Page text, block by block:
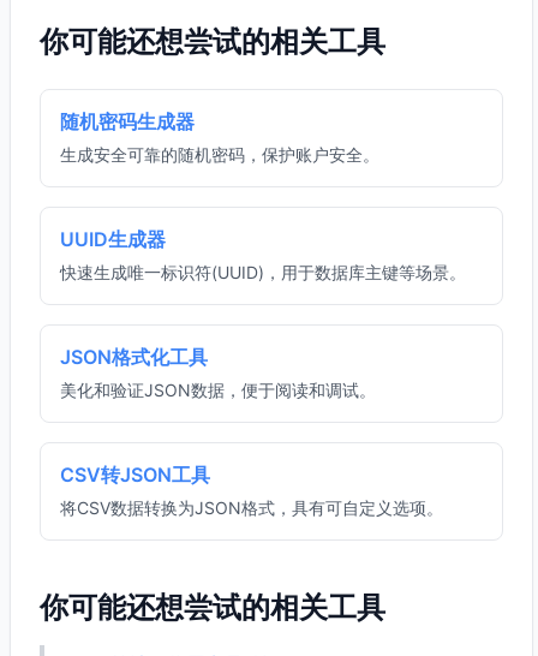
你可能还想尝试的相关工具
随机密码生成器
生成安全可靠的随机密码，保护账户安全。
UUID生成器
快速生成唯一标识符(UUID)，用于数据库主键等场景。
JSON格式化工具
美化和验证JSON数据，便于阅读和调试。
CSV转JSON工具
将CSV数据转换为JSON格式，具有可自定义选项。
你可能还想尝试的相关工具